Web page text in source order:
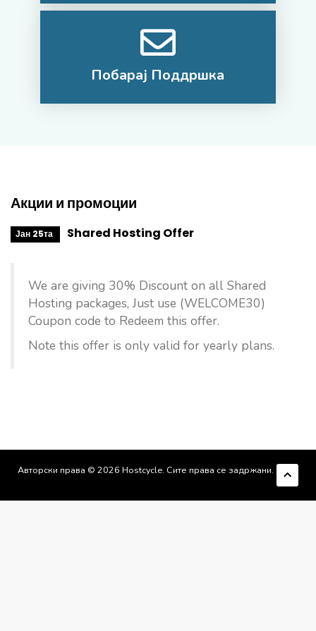
Побарај Поддршка
Акции и промоции
Јан 25та Shared Hosting Offer
We are giving 30% Discount on all Shared
Hosting packages, Just use (WELCOME30)
Coupon code to Redeem this offer.
Note this offer is only valid for yearly plans.
Авторски права © 2026 Hostcycle. Сите права се задржани.